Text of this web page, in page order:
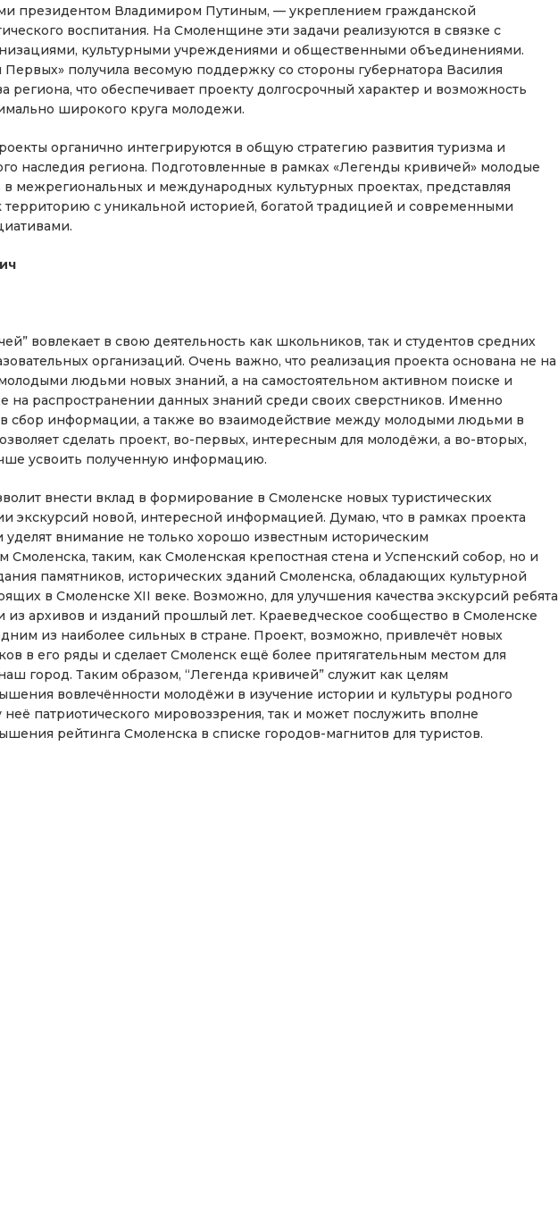
президентом Владимиром Путиным, — укреплением гражданской
воспитания. На Смоленщине эти задачи реализуются в связке с
культурными учреждениями и общественными объединениями.
получила весомую поддержку со стороны губернатора Василия
региона, что обеспечивает проекту долгосрочный характер и возможность
широкого круга молодежи.
органично интегрируются в общую стратегию развития туризма и
наследия региона. Подготовленные в рамках «Легенды кривичей» молодые
в межрегиональных и международных культурных проектах, представляя
территорию с уникальной историей, богатой традицией и современными
вовлекает в свою деятельность как школьников, так и студентов средних
организаций. Очень важно, что реализация проекта основана не на
людьми новых знаний, а на самостоятельном активном поиске и
на распространении данных знаний среди своих сверстников. Именно
в сбор информации, а также во взаимодействие между молодыми людьми в
сделать проект, во-первых, интересным для молодёжи, а во-вторых,
усвоить полученную информацию.
внести вклад в формирование в Смоленске новых туристических
экскурсий новой, интересной информацией. Думаю, что в рамках проекта
внимание не только хорошо известным историческим
Смоленска, таким, как Смоленская крепостная стена и Успенский собор, но и
памятников, исторических зданий Смоленска, обладающих культурной
в Смоленске XII веке. Возможно, для улучшения качества экскурсий ребята
из архивов и изданий прошлый лет. Краеведческое сообщество в Смоленске
из наиболее сильных в стране. Проект, возможно, привлечёт новых
в его ряды и сделает Смоленск ещё более притягательным местом для
город. Таким образом, “Легенда кривичей” служит как целям
вовлечённости молодёжи в изучение истории и культуры родного
патриотического мировоззрения, так и может послужить вполне
рейтинга Смоленска в списке городов-магнитов для туристов.